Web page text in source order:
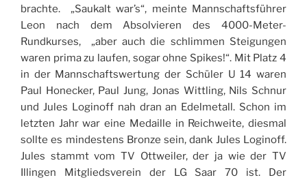
brachte. „Saukalt war’s“, meinte Mannschaftsführer
Leon nach dem Absolvieren des 4000-Meter-
Rundkurses, „aber auch die schlimmen Steigungen
waren prima zu laufen, sogar ohne Spikes!“. Mit Platz 4
in der Mannschaftswertung der Schüler U 14 waren
Paul Honecker, Paul Jung, Jonas Wittling, Nils Schnur
und Jules Loginoff nah dran an Edelmetall. Schon im
letzten Jahr war eine Medaille in Reichweite, diesmal
sollte es mindestens Bronze sein, dank Jules Loginoff.
Jules stammt vom TV Ottweiler, der ja wie der TV
Illingen Mitgliedsverein der LG Saar 70 ist. Der